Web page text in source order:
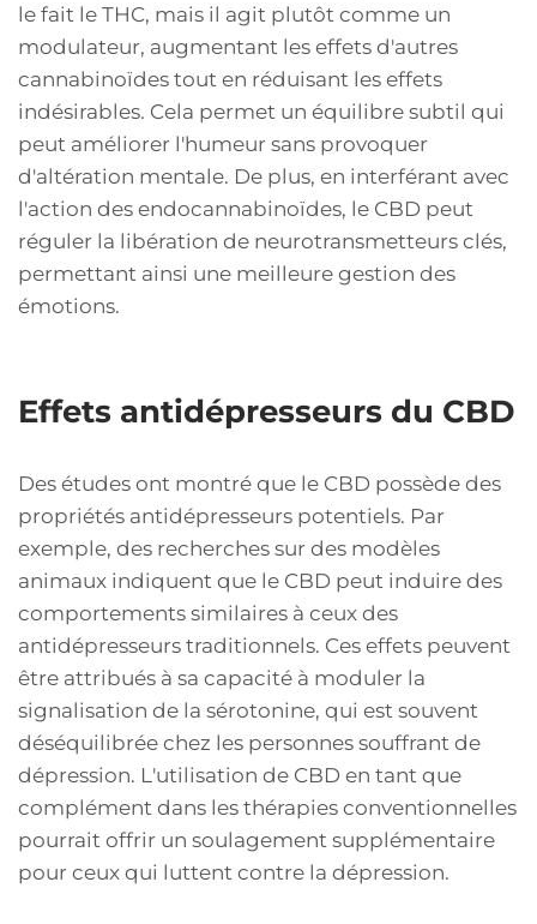
le fait le THC, mais il agit plutôt comme un
modulateur, augmentant les effets d'autres
cannabinoïdes tout en réduisant les effets
indésirables. Cela permet un équilibre subtil qui
peut améliorer l'humeur sans provoquer
d'altération mentale. De plus, en interférant avec
l'action des endocannabinoïdes, le CBD peut
réguler la libération de neurotransmetteurs clés,
permettant ainsi une meilleure gestion des
émotions.
Effets antidépresseurs du CBD
Des études ont montré que le CBD possède des
propriétés antidépresseurs potentiels. Par
exemple, des recherches sur des modèles
animaux indiquent que le CBD peut induire des
comportements similaires à ceux des
antidépresseurs traditionnels. Ces effets peuvent
être attribués à sa capacité à moduler la
signalisation de la sérotonine, qui est souvent
déséquilibrée chez les personnes souffrant de
dépression. L'utilisation de CBD en tant que
complément dans les thérapies conventionnelles
pourrait offrir un soulagement supplémentaire
pour ceux qui luttent contre la dépression.